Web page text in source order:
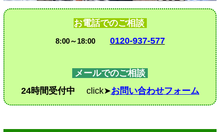
お電話でのご相談
8:00～18:00 0120-937-577
メールでのご相談
24時間受付中 click➤お問い合わせフォーム